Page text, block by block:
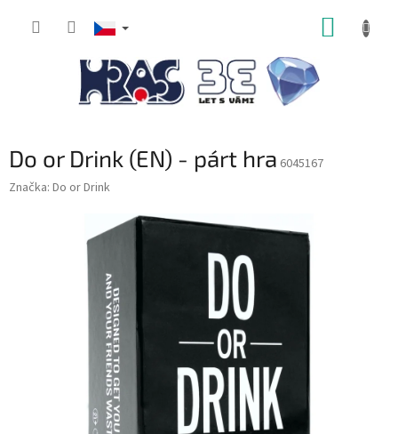
Do or Drink (EN) - párt hra 6045167
Značka: Do or Drink